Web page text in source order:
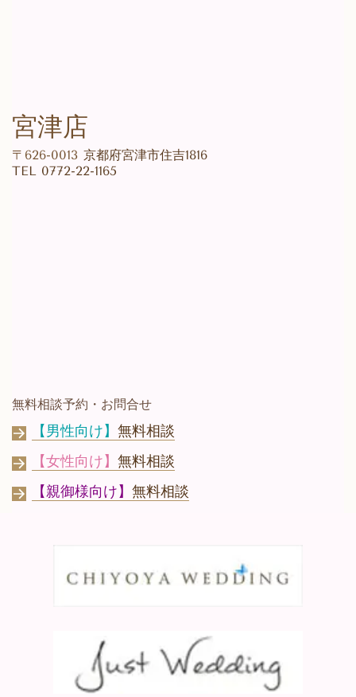
宮津店
〒626-0013 京都府宮津市住吉1816
TEL 0772-22-1165
無料相談予約・お問合せ
【男性向け】 無料相談
【女性向け】 無料相談
【親御様向け】 無料相談